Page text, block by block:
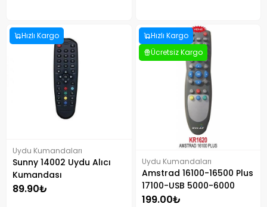
Hızlı Kargo
Uydu Kumandaları
Sunny 14002 Uydu Alıcı
Kumandası
89.90₺
Hızlı Kargo
Ücretsiz Kargo
Uydu Kumandaları
Amstrad 16100-16500 Plus
17100-USB 5000-6000
Uydu Kumandası
199.00₺